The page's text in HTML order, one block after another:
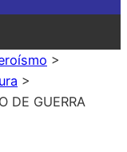
>
>
DE GUERRA